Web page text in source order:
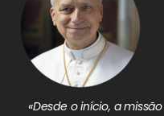
«Desde o início, a